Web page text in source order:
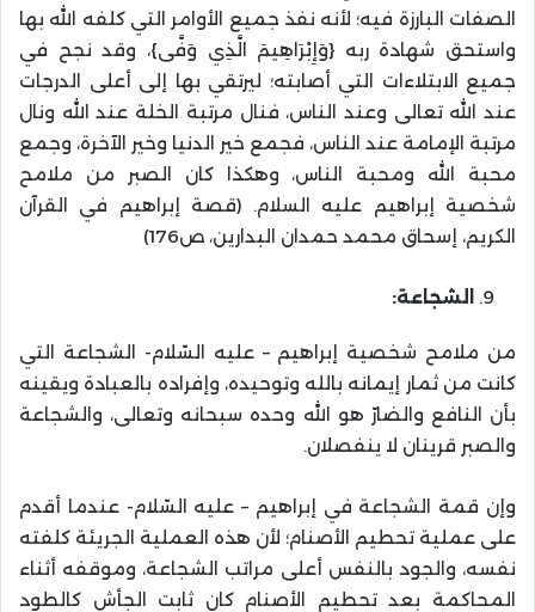
الصفات البارزة فيه؛ لأنه نفذ جميع الأوامر التي كلفه الله بها
واستحق شهادة ربه {وَإِبْرَاهِيمَ الَّذِي وَفَّى}، وقد نجح في
جميع الابتلاءات التي أصابته؛ ليرتقي بها إلى أعلى الدرجات
عند الله تعالى وعند الناس، فنال مرتبة الخلة عند الله ونال
مرتبة الإمامة عند الناس، فجمع خير الدنيا وخير الآخرة، وجمع
محبة الله ومحبة الناس، وهكذا كان الصبر من ملامح
شخصية إبراهيم عليه السلام. (قصة إبراهيم في القرآن
الكريم، إسحاق محمد حمدان البدارين، ص176)
الشجاعة:
من ملامح شخصية إبراهيم – عليه السّلام- الشجاعة التي
كانت من ثمار إيمانه بالله وتوحيده، وإفراده بالعبادة ويقينه
بأن النافع والضارّ هو الله وحده سبحانه وتعالى، والشجاعة
والصبر قرينان لا ينفصلان.
وإن قمة الشجاعة في إبراهيم – عليه السّلام- عندما أقدم
على عملية تحطيم الأصنام؛ لأن هذه العملية الجريئة كلفته
نفسه، والجود بالنفس أعلى مراتب الشجاعة، وموقفه أثناء
المحاكمة بعد تحطيم الأصنام كان ثابت الجأش كالطود